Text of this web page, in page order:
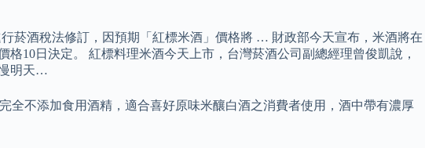
菸酒稅法修訂，因預期「紅標米酒」價格將 … 財政部今天宣布，米酒將在
10日決定。 紅標料理米酒今天上市，台灣菸酒公司副總經理曾俊凱說，
明天…
全不添加食用酒精，適合喜好原味米釀白酒之消費者使用，酒中帶有濃厚